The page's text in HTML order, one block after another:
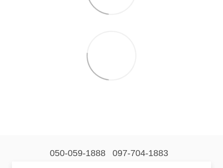
050-059-1888 097-704-1883